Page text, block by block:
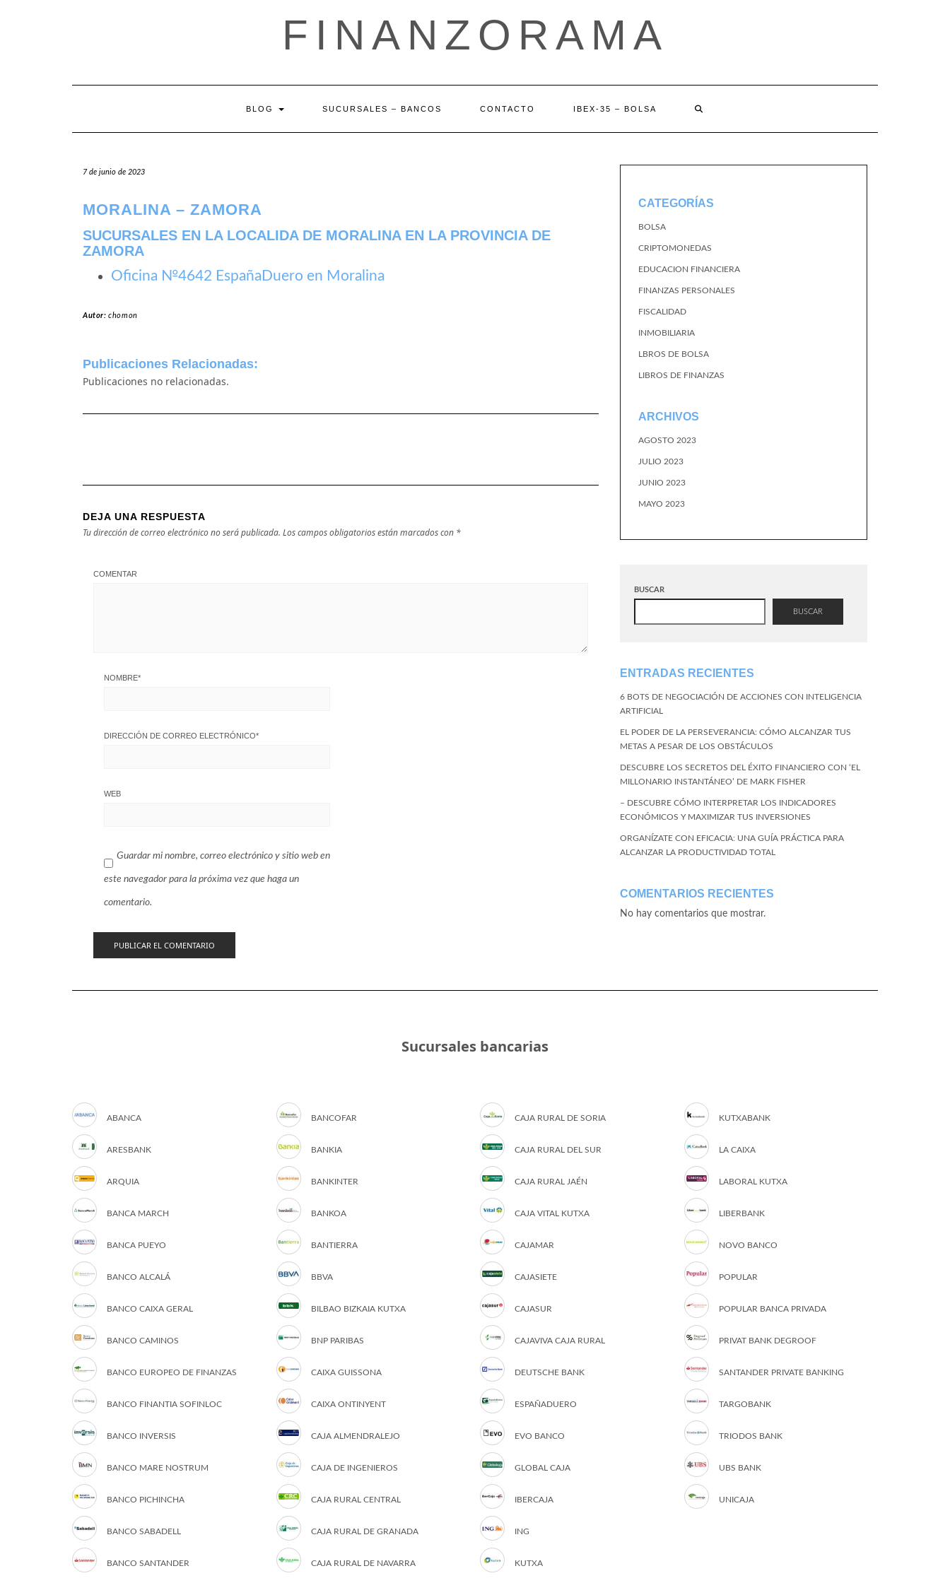
FINANZORAMA
BLOG SUCURSALES – BANCOS CONTACTO IBEX-35 – BOLSA
7 de junio de 2023
MORALINA – ZAMORA
SUCURSALES EN LA LOCALIDA DE MORALINA EN LA PROVINCIA DE
ZAMORA
Oficina №4642 EspañaDuero en Moralina
Autor:chomon
Publicaciones Relacionadas:
Publicaciones no relacionadas.
DEJA UNA RESPUESTA
Tu dirección de correo electrónico no será publicada. Los campos obligatorios están marcados con *
COMENTAR
NOMBRE*
DIRECCIÓN DE CORREO ELECTRÓNICO*
WEB
Guardar mi nombre, correo electrónico y sitio web en
este navegador para la próxima vez que haga un
comentario.
CATEGORÍAS
BOLSA
CRIPTOMONEDAS
EDUCACION FINANCIERA
FINANZAS PERSONALES
FISCALIDAD
INMOBILIARIA
LBROS DE BOLSA
LIBROS DE FINANZAS
ARCHIVOS
AGOSTO 2023
JULIO 2023
JUNIO 2023
MAYO 2023
BUSCAR
BUSCAR
ENTRADAS RECIENTES
6 BOTS DE NEGOCIACIÓN DE ACCIONES CON INTELIGENCIA
ARTIFICIAL
EL PODER DE LA PERSEVERANCIA: CÓMO ALCANZAR TUS
METAS A PESAR DE LOS OBSTÁCULOS
DESCUBRE LOS SECRETOS DEL ÉXITO FINANCIERO CON ‘EL
MILLONARIO INSTANTÁNEO’ DE MARK FISHER
– DESCUBRE CÓMO INTERPRETAR LOS INDICADORES
ECONÓMICOS Y MAXIMIZAR TUS INVERSIONES
ORGANÍZATE CON EFICACIA: UNA GUÍA PRÁCTICA PARA
ALCANZAR LA PRODUCTIVIDAD TOTAL
COMENTARIOS RECIENTES
No hay comentarios que mostrar.
Sucursales bancarias
ABANCA
ARESBANK
ARQUIA
BANCA MARCH
BANCA PUEYO
BANCO ALCALÁ
BANCO CAIXA GERAL
BANCO CAMINOS
BANCO EUROPEO DE FINANZAS
BANCO FINANTIA SOFINLOC
BANCO INVERSIS
BANCO MARE NOSTRUM
BANCO PICHINCHA
BANCO SABADELL
BANCO SANTANDER
BANCOFAR
BANKIA
BANKINTER
BANKOA
BANTIERRA
BBVA
BILBAO BIZKAIA KUTXA
BNP PARIBAS
CAIXA GUISSONA
CAIXA ONTINYENT
CAJA ALMENDRALEJO
CAJA DE INGENIEROS
CAJA RURAL CENTRAL
CAJA RURAL DE GRANADA
CAJA RURAL DE NAVARRA
CAJA RURAL DE SORIA
CAJA RURAL DEL SUR
CAJA RURAL JAÉN
CAJA VITAL KUTXA
CAJAMAR
CAJASIETE
CAJASUR
CAJAVIVA CAJA RURAL
DEUTSCHE BANK
ESPAÑADUERO
EVO BANCO
GLOBAL CAJA
IBERCAJA
ING
KUTXA
KUTXABANK
LA CAIXA
LABORAL KUTXA
LIBERBANK
NOVO BANCO
POPULAR
POPULAR BANCA PRIVADA
PRIVAT BANK DEGROOF
SANTANDER PRIVATE BANKING
TARGOBANK
TRIODOS BANK
UBS BANK
UNICAJA